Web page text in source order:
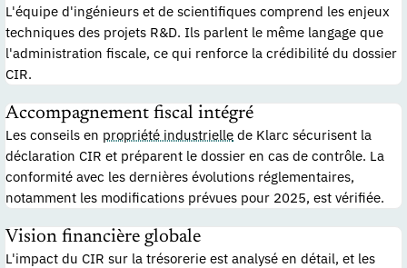
L'équipe d'ingénieurs et de scientifiques comprend les enjeux
techniques des projets R&D. Ils parlent le même langage que
l'administration fiscale, ce qui renforce la crédibilité du dossier
CIR.
Accompagnement fiscal intégré
Les conseils en propriété industrielle de Klarc sécurisent la
déclaration CIR et préparent le dossier en cas de contrôle. La
conformité avec les dernières évolutions réglementaires,
notamment les modifications prévues pour 2025, est vérifiée.
Vision financière globale
L'impact du CIR sur la trésorerie est analysé en détail, et les